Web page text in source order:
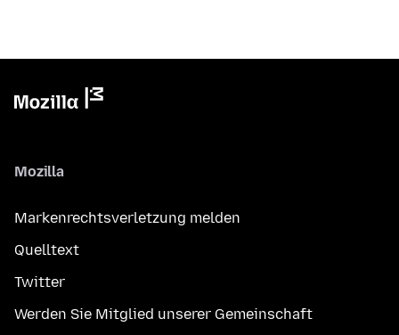
Mozilla
Markenrechtsverletzung melden
Quelltext
Twitter
Werden Sie Mitglied unserer Gemeinschaft